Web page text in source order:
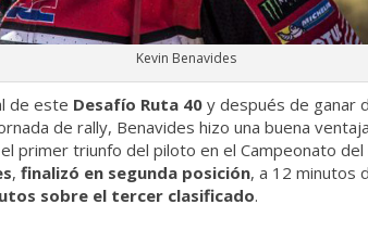
Kevin Benavides
de este Desafío Ruta 40 y después de ganar
de rally, Benavides hizo una buena
primer triunfo del piloto en el Campeonato
,finalizó en segunda posición, a 12 minutos
sobre el tercer clasificado.